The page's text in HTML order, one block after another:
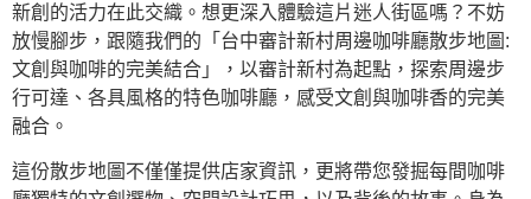
新創的活力在此交織。想更深入體驗這片迷人街區嗎？不妨
放慢腳步，跟隨我們的「台中審計新村周邊咖啡廳散步地圖:
文創與咖啡的完美結合」，以審計新村為起點，探索周邊步
行可達、各具風格的特色咖啡廳，感受文創與咖啡香的完美
融合。
這份散步地圖不僅僅提供店家資訊，更將帶您發掘每間咖啡